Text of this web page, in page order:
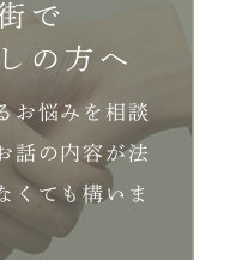
で
の方へ
お悩みを相談
話の内容が法
くても構いま